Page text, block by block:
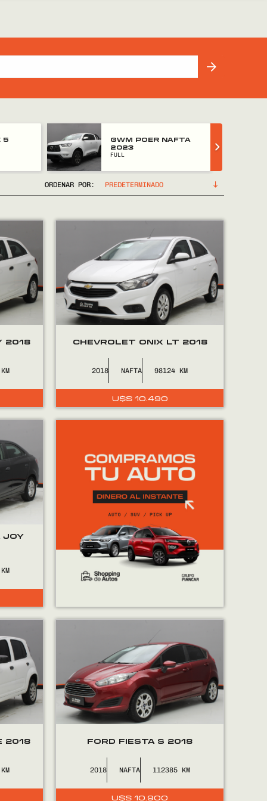
5
GWM POER NAFTA
2023
FULL
ORDENAR POR:
2018 CHEVROLET ONIX LT 2018
2018 NAFTA 98124
U$S 10.490
JOY
2018 FORD FIESTA S 2018
2018 NAFTA 112385
U$S10.900